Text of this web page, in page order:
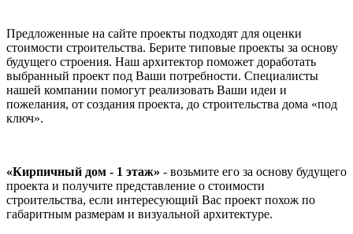
Предложенные на сайте проекты подходят для оценки
стоимости строительства. Берите типовые проекты за основу
будущего строения. Наш архитектор поможет доработать
выбранный проект под Ваши потребности. Специалисты
нашей компании помогут реализовать Ваши идеи и
пожелания, от создания проекта, до строительства дома «под
ключ».
«Кирпичный дом - 1 этаж» - возьмите его за основу будущего
проекта и получите представление о стоимости
строительства, если интересующий Вас проект похож по
габаритным размерам и визуальной архитектуре.